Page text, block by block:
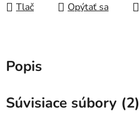
Tlač Opýtať sa
Popis
Súvisiace súbory (2)